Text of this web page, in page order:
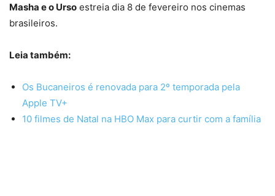
Masha e o Urso estreia dia 8 de fevereiro nos cinemas
brasileiros.
Leia também:
Os Bucaneiros é renovada para 2º temporada pela
Apple TV+
10 filmes de Natal na HBO Max para curtir com a família